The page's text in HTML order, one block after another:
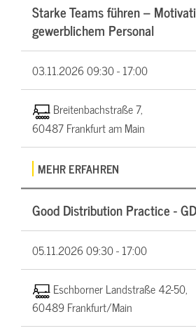
Starke Teams führen –
gewerblichem Personal
03.11.202609:30 - 17:00
Breitenbachstraße 7,
60487 Frankfurt am Main
MEHR ERFAHREN
Good Distribution Practice -
05.11.202609:30 - 17:00
Eschborner Landstraße 42-50,
60489 Frankfurt/Main